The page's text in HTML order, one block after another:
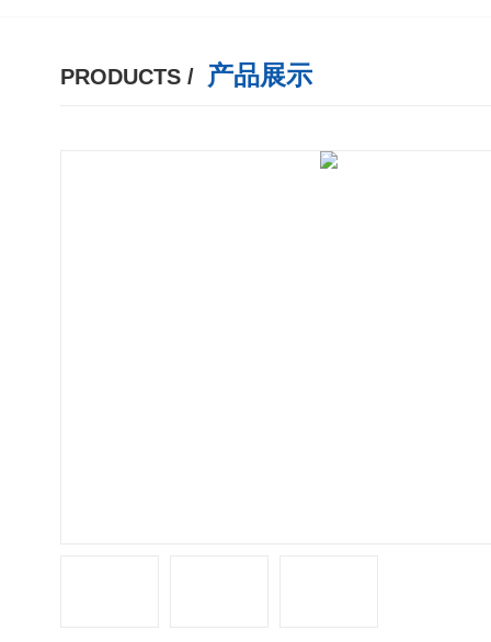
PRODUCTS / 产品展示